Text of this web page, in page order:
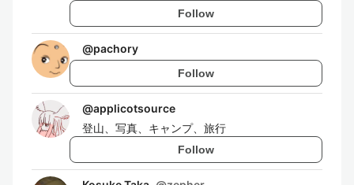
Follow
@pachory
Follow
@applicotsource
登山、写真、キャンプ、旅行
Follow